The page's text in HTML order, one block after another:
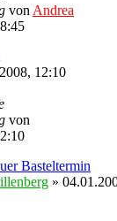
vonAndrea
12:10
von
Basteltermin
»